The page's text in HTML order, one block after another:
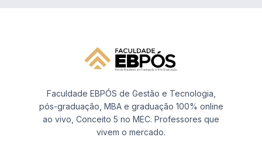
Faculdade EBPÓS de Gestão e Tecnologia,
pós-graduação, MBA e graduação 100% online
ao vivo, Conceito 5 no MEC. Professores que
vivem o mercado.